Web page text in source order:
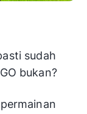
sudah
bukan?